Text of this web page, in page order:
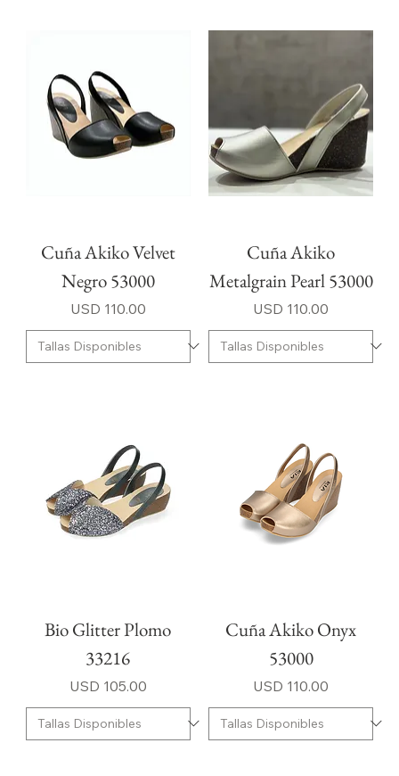
Cuña Akiko Velvet
Negro 53000
Precio
USD 110.00
Cuña Akiko
Metalgrain Pearl 53000
Precio
USD 110.00
Bio Glitter Plomo
33216
Precio
USD 105.00
Cuña Akiko Onyx
53000
Precio
USD 110.00